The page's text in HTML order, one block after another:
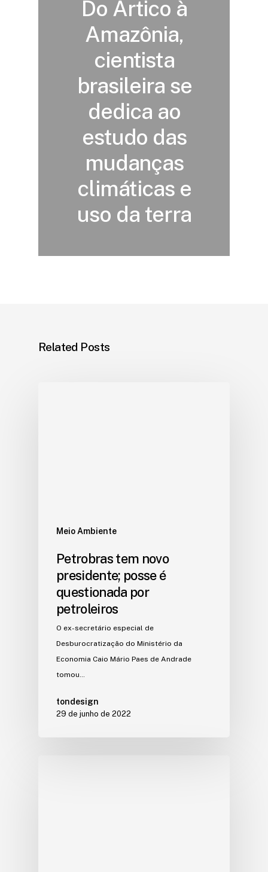
Do Ártico à
Amazônia,
cientista
brasileira se
dedica ao
estudo das
mudanças
climáticas e
uso da terra
Related Posts
Meio Ambiente
Petrobras tem novo
presidente; posse é
questionada por
petroleiros
O ex-secretário especial de
Desburocratização do Ministério da
Economia Caio Mário Paes de Andrade
tomou…
tondesign
29 de junho de 2022